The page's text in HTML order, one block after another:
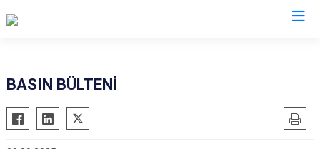
BASIN BÜLTENİ